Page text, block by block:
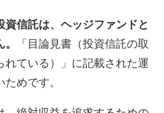
資信託は、ヘッジファンドと
「目論見書（投資信託の取
れている）」に記載された運
めです。